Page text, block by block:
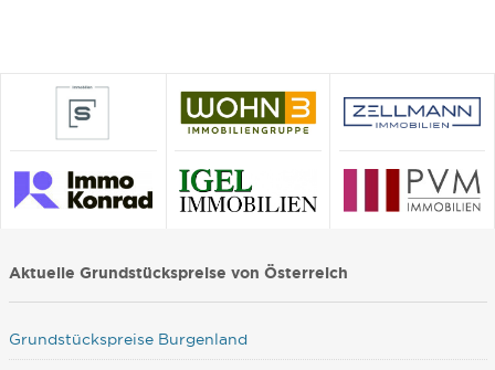
Aktuelle Grundstückspreise von Österreich
Grundstückspreise Burgenland